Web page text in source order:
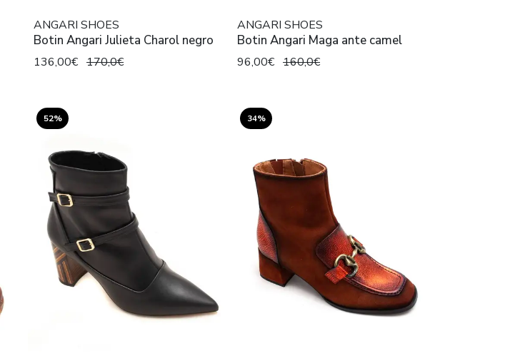
ANGARI SHOES
Botin Angari Julieta Charol negro
136,00€ 170,0€
ANGARI SHOES
Botin Angari Maga ante camel
96,00€ 160,0€
52% 34%